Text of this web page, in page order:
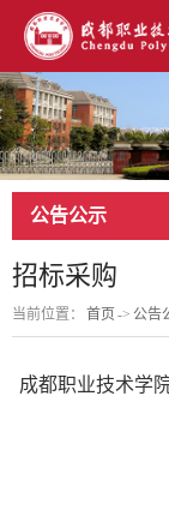
公告公示
招标采购
当前位置： 首页 -> 公告
成都职业技术学